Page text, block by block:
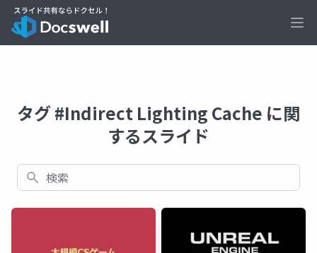
タグ #Indirect Lighting Cache に関
するスライド
検索